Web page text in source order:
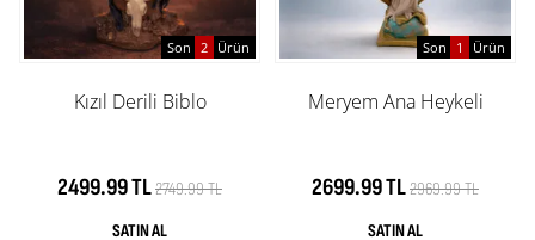
Son 2 Ürün
Kızıl Derili Biblo
2499.99 TL2749.99 TL
Son 1 Ürün
Meryem Ana Heykeli
2699.99 TL2969.99 TL